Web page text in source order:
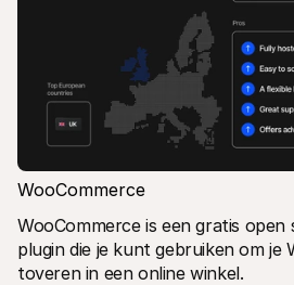
WooCommerce
WooCommerce is een gratis
plugin die je kunt gebruiken om je
toveren in een online winkel.